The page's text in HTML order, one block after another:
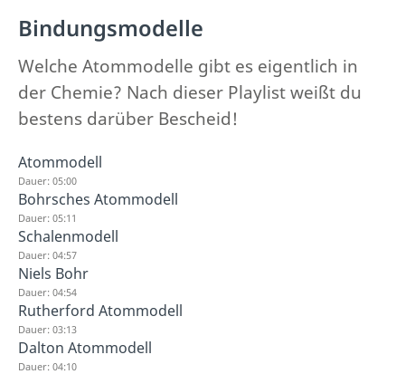
Bindungsmodelle
Welche Atommodelle gibt es eigentlich in
der Chemie? Nach dieser Playlist weißt du
bestens darüber Bescheid!
Atommodell
Dauer: 05:00
Bohrsches Atommodell
Dauer: 05:11
Schalenmodell
Dauer: 04:57
Niels Bohr
Dauer: 04:54
Rutherford Atommodell
Dauer: 03:13
Dalton Atommodell
Dauer: 04:10